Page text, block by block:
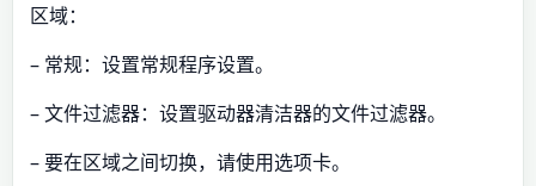
区域：
– 常规：设置常规程序设置。
– 文件过滤器：设置驱动器清洁器的文件过滤器。
– 要在区域之间切换，请使用选项卡。